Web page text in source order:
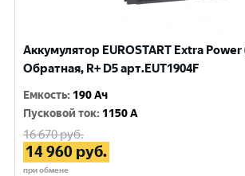
Аккумулятор EUROSTART Extra Power
Обратная, R+ D5 арт.EUT1904F
Емкость: 190 Ач
Пусковой ток: 1150 A
16 670руб.
14 960 руб.
при обмене